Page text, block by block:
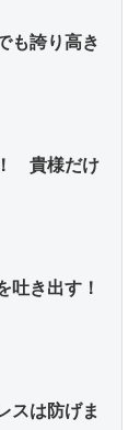
も誇り高き
　貴様だけ
吐き出す！
スは防げま